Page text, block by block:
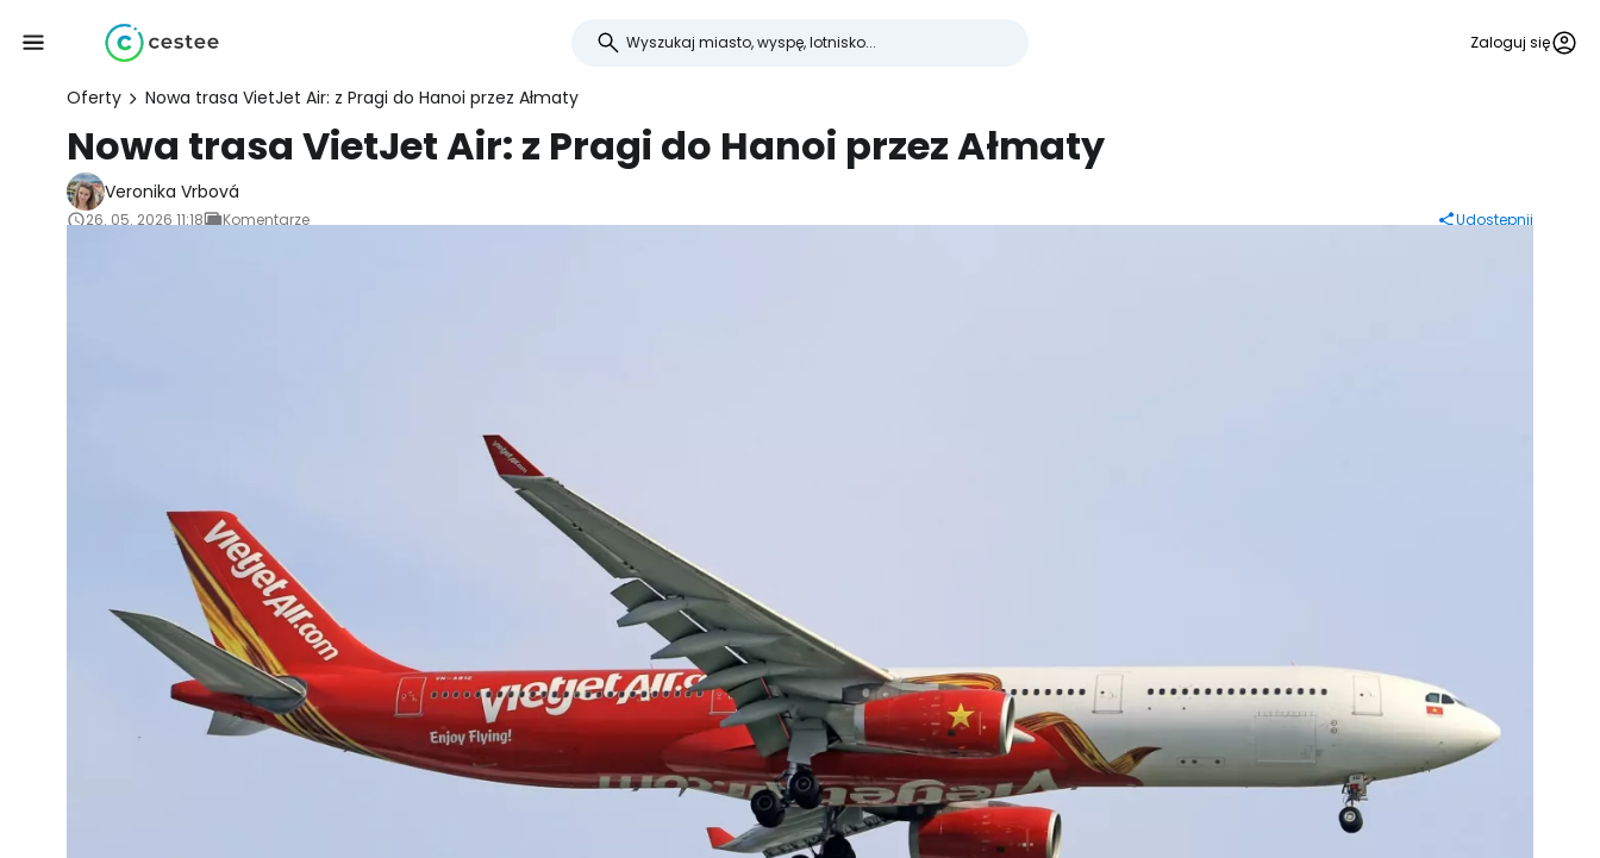
Zaloguj się
Oferty Nowa trasa VietJet Air: z Pragi do Hanoi przez Ałmaty
Nowa trasa VietJet Air: z Pragi do Hanoi przez Ałmaty
Veronika Vrbová
26. 05. 2026 11:18 Komentarze Udostępnij